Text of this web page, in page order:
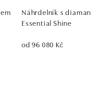
Náhrdelník s
Essential Shine
od 96 080 Kč